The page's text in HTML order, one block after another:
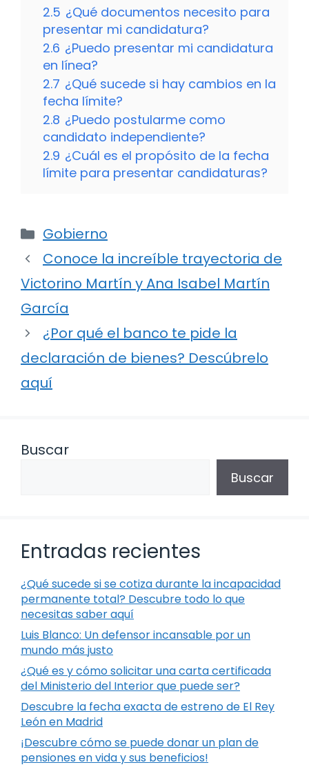
2.5 ¿Qué documentos necesito para
presentar mi candidatura?
2.6 ¿Puedo presentar mi candidatura
en línea?
2.7 ¿Qué sucede si hay cambios en la
fecha límite?
2.8 ¿Puedo postularme como
candidato independiente?
2.9 ¿Cuál es el propósito de la fecha
límite para presentar candidaturas?
Categorías
Gobierno
Conoce la increíble trayectoria de
Victorino Martín y Ana Isabel Martín
García
¿Por qué el banco te pide la
declaración de bienes? Descúbrelo
aquí
Buscar
Buscar
Entradas recientes
¿Qué sucede si se cotiza durante la incapacidad
permanente total? Descubre todo lo que
necesitas saber aquí
Luis Blanco: Un defensor incansable por un
mundo más justo
¿Qué es y cómo solicitar una carta certificada
del Ministerio del Interior que puede ser?
Descubre la fecha exacta de estreno de El Rey
León en Madrid
¡Descubre cómo se puede donar un plan de
pensiones en vida y sus beneficios!